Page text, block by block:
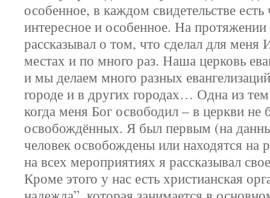
особенное, в каждом свидетельстве есть
интересное и особенное. На протяжении
рассказывал о том, что сделал для меня
местах и по много раз. Наша церковь
и мы делаем много разных
городе и в других городах… Одна из
когда меня Бог освободил – в церкви не
освобождённых. Я был первым (на
человек освобождены или находятся на
на всех мероприятиях я рассказывал
Кроме этого у нас есть христианская